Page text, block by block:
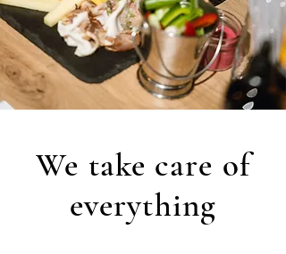
We take care of
everything